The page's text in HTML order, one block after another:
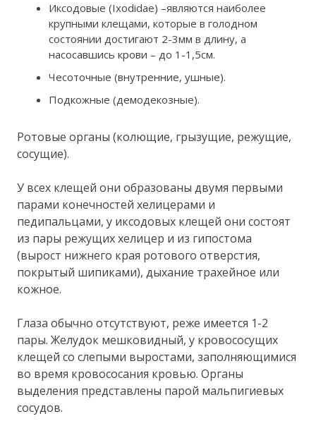
Иксодовые (Ixodidae) –являются наиболее
крупными клещами, которые в голодном
состоянии достигают 2-3мм в длину, а
насосавшись крови – до 1-1,5см.
Чесоточные (внутренние, ушные).
Подкожные (демодекозные).
Ротовые органы (колющие, грызущие, режущие,
сосущие).
У всех клещей они образованы двумя первыми
парами конечностей хелицерами и
педипальцами, у иксодовых клещей они состоят
из пары режущих хелицер и из гипостома
(вырост нижнего края ротового отверстия,
покрытый шипиками), дыхание трахейное или
кожное.
Глаза обычно отсутствуют, реже имеется 1-2
пары. Желудок мешковидный, у кровососущих
клещей со слепыми выростами, заполняющимися
во время кровососания кровью. Органы
выделения представлены парой мальпигиевых
сосудов.